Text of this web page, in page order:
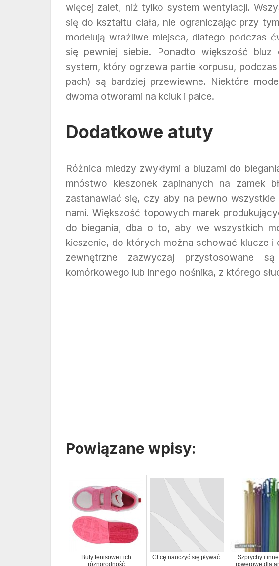
więcej zalet, niż tylko system wentylacji.
się do kształtu ciała, nie ograniczając przy
modelują wrażliwe miejsca, dlatego podczas
się pewniej siebie. Ponadto większość bluz
system, który ogrzewa partie korpusu,
pach) są bardziej przewiewne. Niektóre
dwoma otworami na kciuk i palce.
Dodatkowe atuty
Różnica miedzy zwykłymi a bluzami do
mnóstwo kieszonek zapinanych na zamek
zastanawiać się, czy aby na pewno
nami. Większość topowych marek
do biegania, dba o to, aby we wszystkich
kieszenie, do których można schować klucze i
zewnętrzne zazwyczaj przystosowane
komórkowego lub innego nośnika, z którego
Powiązane wpisy:
Buty tenisowe i ich
różnorodność
Chcę nauczyć się pływać.
Szprychy i
rowerowe dla